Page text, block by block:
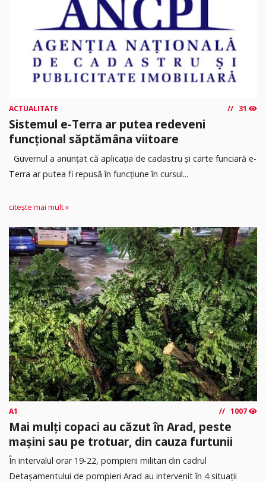
ACTUALITATE 31
Sistemul e-Terra ar putea redeveni
funcțional săptămâna viitoare
Guvernul a anunțat că aplicația de cadastru și carte funciară e-
Terra ar putea fi repusă în funcțiune în cursul...
citește mai mult »
A1 1007
Mai mulți copaci au căzut în Arad, peste
mașini sau pe trotuar, din cauza furtunii
În intervalul orar 19-22, pompierii militari din cadrul
Detașamentului de pompieri Arad au intervenit în 4 situații